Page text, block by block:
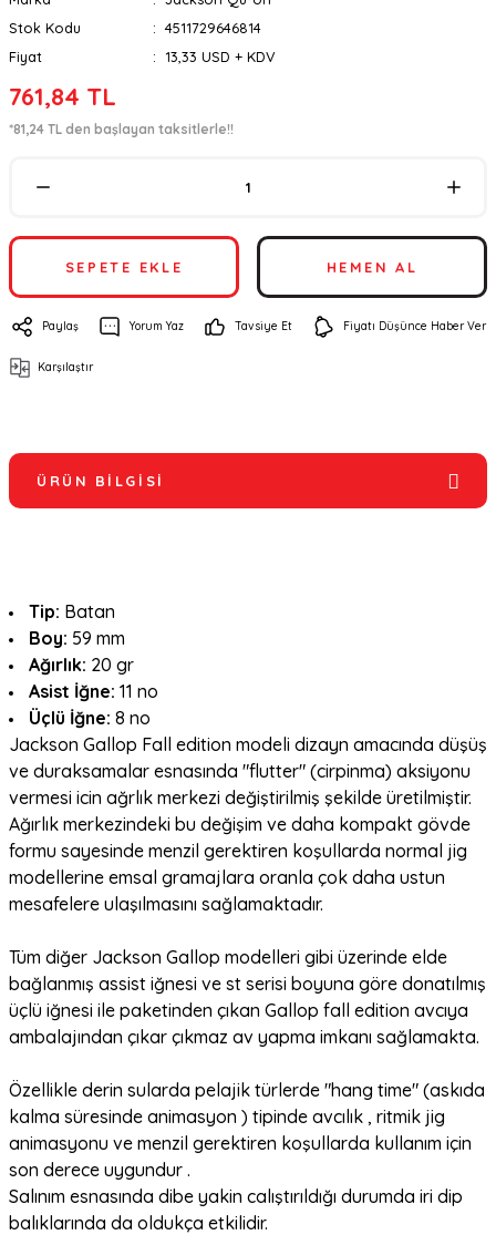
Stok Kodu
4511729646814
Fiyat
13,33 USD + KDV
761,84 TL
*81,24 TL den başlayan taksitlerle!!
SEPETE EKLE HEMEN AL
Paylaş Yorum Yaz Tavsiye Et Fiyatı Düşünce Haber Ver
Karşılaştır
ÜRÜN BILGISI
Tip: Batan
Boy: 59 mm
Ağırlık: 20 gr
Asist İğne: 11 no
Üçlü İğne: 8 no
Jackson Gallop Fall edition modeli dizayn amacında düşüş
ve duraksamalar esnasında "flutter" (cirpinma) aksiyonu
vermesi icin ağrlık merkezi değiştirilmiş şekilde üretilmiştir.
Ağırlık merkezindeki bu değişim ve daha kompakt gövde
formu sayesinde menzil gerektiren koşullarda normal jig
modellerine emsal gramajlara oranla çok daha ustun
mesafelere ulaşılmasını sağlamaktadır.
Tüm diğer Jackson Gallop modelleri gibi üzerinde elde
bağlanmış assist iğnesi ve st serisi boyuna göre donatılmış
üçlü iğnesi ile paketinden çıkan Gallop fall edition avcıya
ambalajından çıkar çıkmaz av yapma imkanı sağlamakta.
Özellikle derin sularda pelajik türlerde "hang time" (askıda
kalma süresinde animasyon ) tipinde avcılık , ritmik jig
animasyonu ve menzil gerektiren koşullarda kullanım için
son derece uygundur .
Salınım esnasında dibe yakin calıştırıldığı durumda iri dip
balıklarında da oldukça etkilidir.